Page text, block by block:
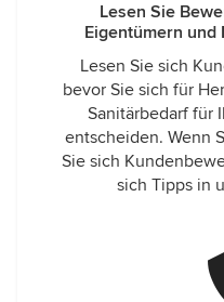
Lesen Sie
Eigentümern
Lesen Sie sich
bevor Sie sich für
Sanitärbedarf für
entscheiden. Wenn
Sie sich
sich Tipps in